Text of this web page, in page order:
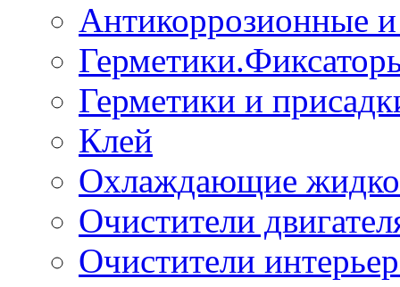
Антикоррозионные
Герметики и
Клей
Охлаждающие
Очистители
Очистители